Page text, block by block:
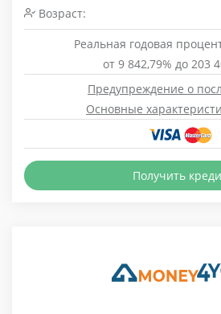
Возраст:
Реальная годовая
от 9 842,79% до 203
Предупреждение о
Основные
Получить